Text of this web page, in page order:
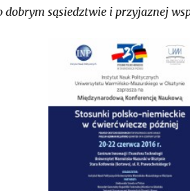
sąsiedztwie i przyjaznej